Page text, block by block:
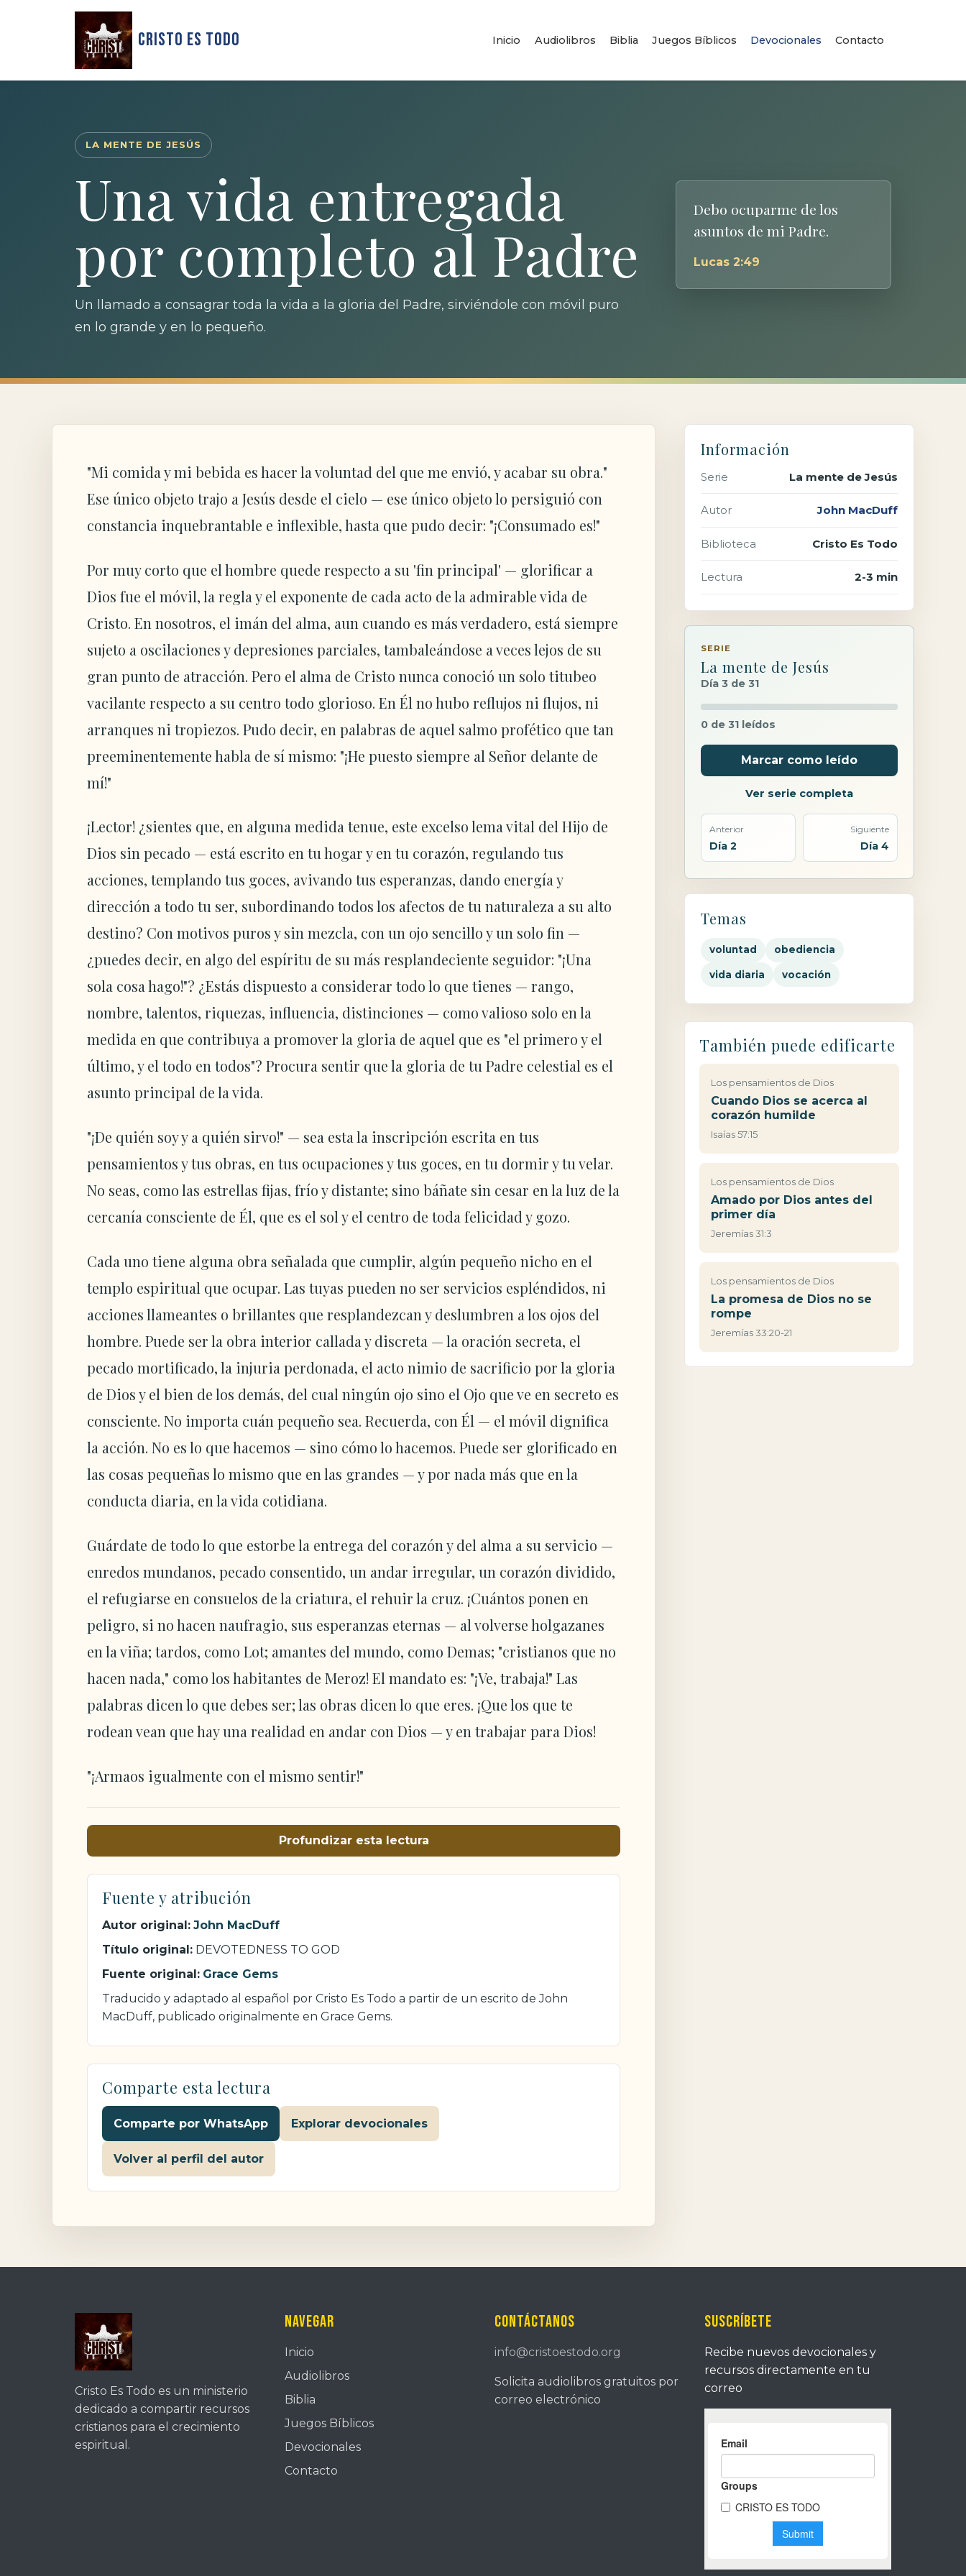
Cristo Es Todo Inicio Audiolibros Biblia Juegos Bíblicos Devocionales Contacto
LA MENTE DE JESÚS
Una vida entregada
por completo al Padre
Un llamado a consagrar toda la vida a la gloria del Padre, sirviéndole con móvil puro
en lo grande y en lo pequeño.
Debo ocuparme de los
asuntos de mi Padre.
Lucas 2:49
"Mi comida y mi bebida es hacer la voluntad del que me envió, y acabar su obra."
Ese único objeto trajo a Jesús desde el cielo — ese único objeto lo persiguió con
constancia inquebrantable e inflexible, hasta que pudo decir: "¡Consumado es!"
Por muy corto que el hombre quede respecto a su 'fin principal' — glorificar a
Dios fue el móvil, la regla y el exponente de cada acto de la admirable vida de
Cristo. En nosotros, el imán del alma, aun cuando es más verdadero, está siempre
sujeto a oscilaciones y depresiones parciales, tambaleándose a veces lejos de su
gran punto de atracción. Pero el alma de Cristo nunca conoció un solo titubeo
vacilante respecto a su centro todo glorioso. En Él no hubo reflujos ni flujos, ni
arranques ni tropiezos. Pudo decir, en palabras de aquel salmo profético que tan
preeminentemente habla de sí mismo: "¡He puesto siempre al Señor delante de
mí!"
¡Lector! ¿sientes que, en alguna medida tenue, este excelso lema vital del Hijo de
Dios sin pecado — está escrito en tu hogar y en tu corazón, regulando tus
acciones, templando tus goces, avivando tus esperanzas, dando energía y
dirección a todo tu ser, subordinando todos los afectos de tu naturaleza a su alto
destino? Con motivos puros y sin mezcla, con un ojo sencillo y un solo fin —
¿puedes decir, en algo del espíritu de su más resplandeciente seguidor: "¡Una
sola cosa hago!"? ¿Estás dispuesto a considerar todo lo que tienes — rango,
nombre, talentos, riquezas, influencia, distinciones — como valioso solo en la
medida en que contribuya a promover la gloria de aquel que es "el primero y el
último, y el todo en todos"? Procura sentir que la gloria de tu Padre celestial es el
asunto principal de la vida.
"¡De quién soy y a quién sirvo!" — sea esta la inscripción escrita en tus
pensamientos y tus obras, en tus ocupaciones y tus goces, en tu dormir y tu velar.
No seas, como las estrellas fijas, frío y distante; sino báñate sin cesar en la luz de la
cercanía consciente de Él, que es el sol y el centro de toda felicidad y gozo.
Cada uno tiene alguna obra señalada que cumplir, algún pequeño nicho en el
templo espiritual que ocupar. Las tuyas pueden no ser servicios espléndidos, ni
acciones llameantes o brillantes que resplandezcan y deslumbren a los ojos del
hombre. Puede ser la obra interior callada y discreta — la oración secreta, el
pecado mortificado, la injuria perdonada, el acto nimio de sacrificio por la gloria
de Dios y el bien de los demás, del cual ningún ojo sino el Ojo que ve en secreto es
consciente. No importa cuán pequeño sea. Recuerda, con Él — el móvil dignifica
la acción. No es lo que hacemos — sino cómo lo hacemos. Puede ser glorificado en
las cosas pequeñas lo mismo que en las grandes — y por nada más que en la
conducta diaria, en la vida cotidiana.
Guárdate de todo lo que estorbe la entrega del corazón y del alma a su servicio —
enredos mundanos, pecado consentido, un andar irregular, un corazón dividido,
el refugiarse en consuelos de la criatura, el rehuir la cruz. ¡Cuántos ponen en
peligro, si no hacen naufragio, sus esperanzas eternas — al volverse holgazanes
en la viña; tardos, como Lot; amantes del mundo, como Demas; "cristianos que no
hacen nada," como los habitantes de Meroz! El mandato es: "¡Ve, trabaja!" Las
palabras dicen lo que debes ser; las obras dicen lo que eres. ¡Que los que te
rodean vean que hay una realidad en andar con Dios — y en trabajar para Dios!
"¡Armaos igualmente con el mismo sentir!"
Profundizar esta lectura
Fuente y atribución
Autor original: John MacDuff
Título original: DEVOTEDNESS TO GOD
Fuente original: Grace Gems
Traducido y adaptado al español por Cristo Es Todo a partir de un escrito de John
MacDuff, publicado originalmente en Grace Gems.
Comparte esta lectura
Comparte por WhatsApp Explorar devocionales
Volver al perfil del autor
Información
Serie La mente de Jesús
Autor John MacDuff
Biblioteca Cristo Es Todo
Lectura 2-3 min
SERIE
La mente de Jesús
Día 3 de 31
0 de 31 leídos
Marcar como leído
Ver serie completa
Anterior
Día 2
Siguiente
Día 4
Temas
voluntad obediencia
vida diaria vocación
También puede edificarte
Los pensamientos de Dios
Cuando Dios se acerca al
corazón humilde
Isaías 57:15
Los pensamientos de Dios
Amado por Dios antes del
primer día
Jeremías 31:3
Los pensamientos de Dios
La promesa de Dios no se
rompe
Jeremías 33:20-21
Cristo Es Todo es un ministerio
dedicado a compartir recursos
cristianos para el crecimiento
espiritual.
Navegar
Inicio
Audiolibros
Biblia
Juegos Bíblicos
Devocionales
Contacto
Contáctanos
info@cristoestodo.org
Solicita audiolibros gratuitos por
correo electrónico
Suscríbete
Recibe nuevos devocionales y
recursos directamente en tu
correo